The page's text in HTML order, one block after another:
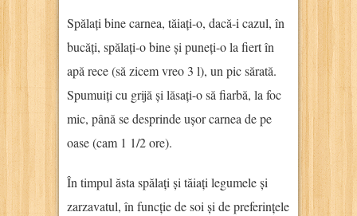
Spălați bine carnea, tăiați-o, dacă-i cazul, în
bucăți, spălați-o bine și puneți-o la fiert în
apă rece (să zicem vreo 3 l), un pic sărată.
Spumuiți cu grijă și lăsați-o să fiarbă, la foc
mic, până se desprinde ușor carnea de pe
oase (cam 1 1/2 ore).
În timpul ăsta spălați și tăiați legumele și
zarzavatul, în funcție de soi și de preferințele